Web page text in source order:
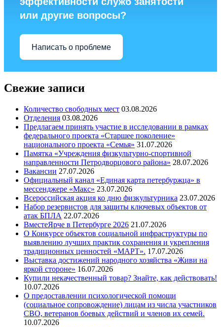
или другие вопросы?
Написать о проблеме
Свежие записи
Количество свободных мест 03.08.2026
Отделения 03.08.2026
Предлагаем принять участие в исследовании в рамках
федерального проекта «Старшее поколение»
национального проекта «Семья» 31.07.2026
Памятка «Учреждения физкультурно-спортивной
направленности Петродворцового района» 28.07.2026
Вакансии 27.07.2026
Официальный канал «Единая карта петербуржца» в
мессенджере «Макс» 23.07.2026
Всероссийская акция ко дню физкультурника 23.07.2026
Набор резервистов для защиты ключевых объектов от
атак БПЛА 22.07.2026
ВместеЯрче в Петербурге 2026 21.07.2026
О Конкурсе объектов социальной инфраструктуры по
выявлению лучших практик сохранения и укрепления
традиционных ценностей «МАРТ». 17.07.2026
Выставка достижений народного хозяйства «Живи на
яркой стороне» 16.07.2026
Купили некачественный товар? Знайте, как действовать!
10.07.2026
О предоставлении психологической помощи
(социальное сопровождение) лицам из числа участников
СВО, ветеранов боевых действий и членов их семей.
10.07.2026